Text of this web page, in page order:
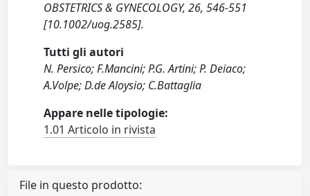
OBSTETRICS & GYNECOLOGY, 26, 546-551
[10.1002/uog.2585].
Tutti gli autori
N. Persico; F.Mancini; P.G. Artini; P. Deiaco;
A.Volpe; D.de Aloysio; C.Battaglia
Appare nelle tipologie:
1.01 Articolo in rivista
File in questo prodotto: